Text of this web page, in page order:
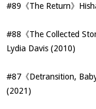
#89《The Return》
#88《The Collected
Lydia Davis (2010)
#87《Detransition,
(2021)